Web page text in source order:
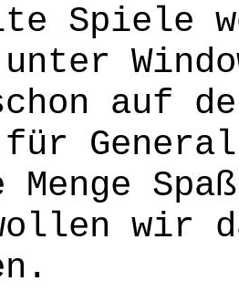
Spiele
auf
für
Menge
wir